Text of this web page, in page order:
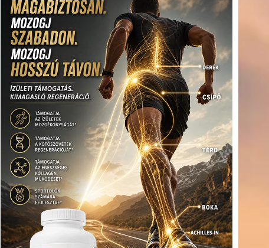
Tímea(240)Bajnokok Ligája (168)Birkózás(143)Bécs(214)
egészség(530) Európabajnokság(173)ferrari(139)
forma 1(1165) (760)futás(305)
Hosszú
Katinka(186)hungaroring (181)Jégkorong(148)
kajakkenu
(138)karate(168)kickbox(204) kosárlabda(166)kézilabda
(448)Lewis Hamilton(168)magyar labdarúgóválogatott(148)
Mercedes(244)motorsport(153)Opel Dakar Team(132)Rali
Világbajnokság(122)Rendezvény(142)rio 2016(373)sport
(438)Sportime Magazin (128)szabadidősport (316)Szalay
Balázs
(126)tenisz(416)táplálkozás(155)utazás(126)
Video (247)világbajnokság(162) Világkupa(129)vitorlázás
(222)
vívás(174)vízilabda(197) Érdi Mária(130)életmód
(416)úszás(361)
Hirdetés